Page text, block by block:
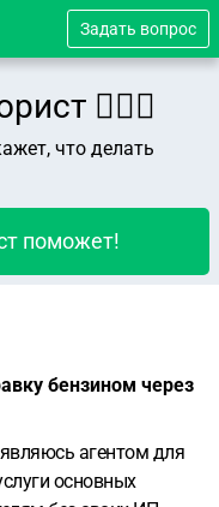
Задать вопрос
👨🏻‍⚖️
что делать
поможет!
бензином через
агентом для
основных